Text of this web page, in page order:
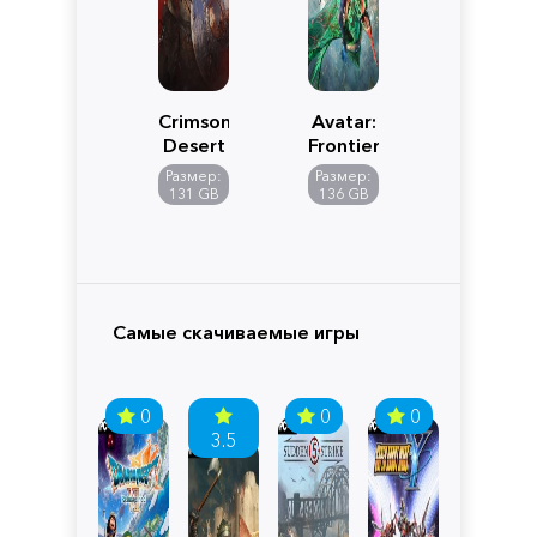
Crimson
Desert
Размер:
131 GB
Avatar:
Frontiers
of
Pandora
Размер:
136 GB
Самые скачиваемые игры
0
3.5
0 0